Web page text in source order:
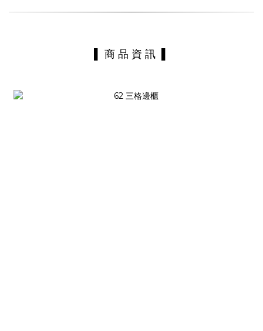
▌ 商 品 資 訊 ▌